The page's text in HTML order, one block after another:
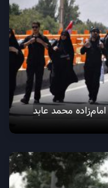
محمد عابد